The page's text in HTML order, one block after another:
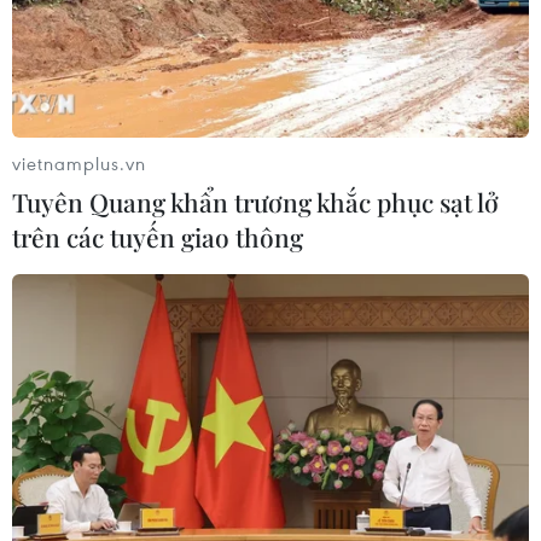
Từ hạt nhân đến eo biển
Hormuz: Đòn bẩy chiến lược mới của
Iran
06/08/2026 04:36
Xung đột Hamas-Israel: Israel chưa
chấp thuận kế hoạch về Dải Gaza
06/08/2026 03:45
Mỹ dỡ bỏ lệnh trừng phạt đối với
hãng hàng không Iraq
06/08/2026 03:34
vietnamplus.vn
Tuyên Quang khẩn trương khắc phục sạt lở
trên các tuyến giao thông